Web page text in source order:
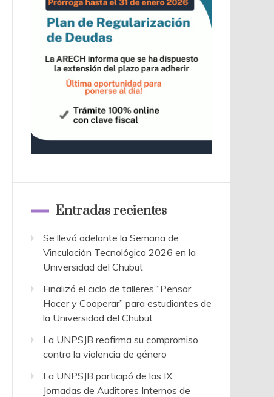
Entradas recientes
Se llevó adelante la Semana de
Vinculación Tecnológica 2026 en la
Universidad del Chubut
Finalizó el ciclo de talleres “Pensar,
Hacer y Cooperar” para estudiantes de
la Universidad del Chubut
La UNPSJB reafirma su compromiso
contra la violencia de género
La UNPSJB participó de las IX
Jornadas de Auditores Internos de